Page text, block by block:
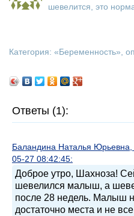
шевелится, это
Категория: «Беременность»,
Ответы (1):
Баландина Наталья Юрьевна,
05-27 08:42:45:
Доброе утро, Шахноза!
шевелился малыш, а
после 28 недель. Малыш
достаточно места и не